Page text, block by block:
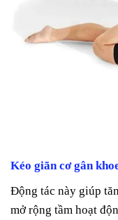
Kéo giãn cơ gân
Động tác này giúp
mở rộng tầm hoạt